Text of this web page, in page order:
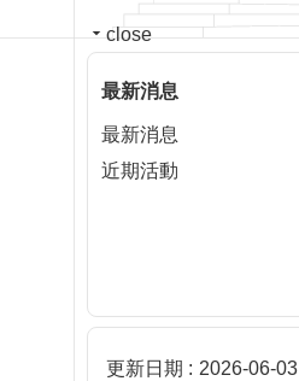
close
最新消息
最新消息
近期活動
更新日期 2026-06-03